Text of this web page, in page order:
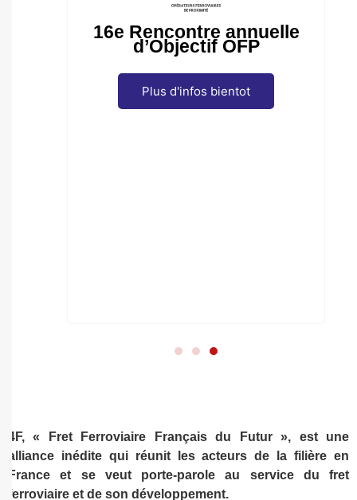
16e Rencontre annuelle
d’Objectif OFP
Plus d'infos bientot
4F, « Fret Ferroviaire Français du Futur », est une
alliance inédite qui réunit les acteurs de la filière en
France et se veut porte-parole au service du fret
ferroviaire et de son développement.